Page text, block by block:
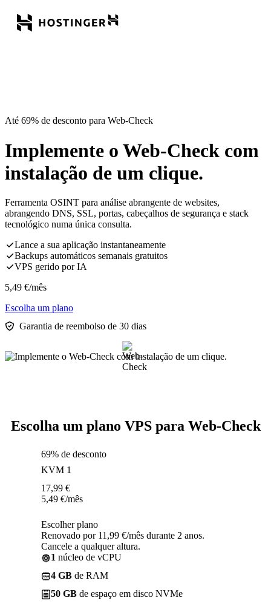
Até 69% de desconto para Web-Check
Implemente o Web-Check com
instalação de um clique.
Ferramenta OSINT para análise abrangente de websites,
abrangendo DNS, SSL, portas, cabeçalhos de segurança e stack
tecnológico numa única consulta.
Lance a sua aplicação instantaneamente
Backups automáticos semanais gratuitos
VPS gerido por IA
5,49 €/mês
Escolha um plano
Garantia de reembolso de 30 dias
Escolha um plano VPS para Web-Check
69% de desconto
KVM 1
17,99 €
5,49 €/mês
Escolher plano
Renovado por 11,99 €/mês durante 2 anos.
Cancele a qualquer altura.
1 núcleo de vCPU
4 GB de RAM
50 GB de espaço em disco NVMe